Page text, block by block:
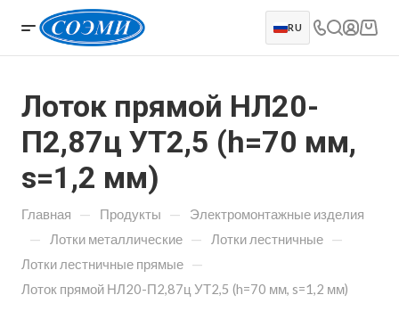
RU
Лоток прямой НЛ20-
П2,87ц УТ2,5 (h=70 мм,
s=1,2 мм)
Главная — Продукты — Электромонтажные изделия
— Лотки металлические — Лотки лестничные —
Лотки лестничные прямые —
Лоток прямой НЛ20-П2,87ц УТ2,5 (h=70 мм, s=1,2 мм)